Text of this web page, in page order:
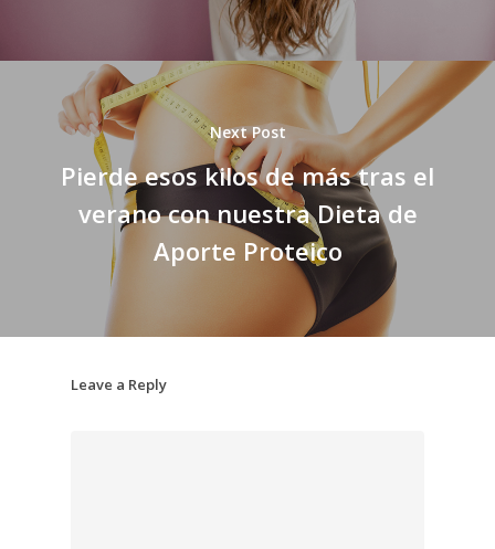
Next Post
Pierde esos kilos de más tras el
verano con nuestra Dieta de
Aporte Proteico
Leave a Reply